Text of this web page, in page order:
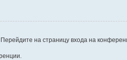
на страницу входа на